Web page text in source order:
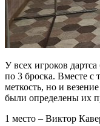
У всех игроков
по 3 броска. Вместе с
меткость, но и
были определены их
1 место – Виктор